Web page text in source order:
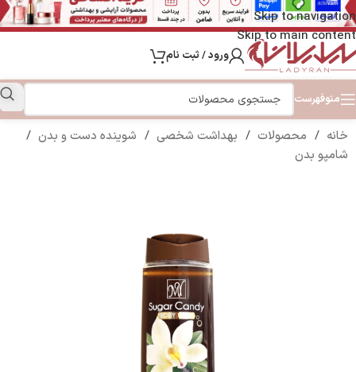
Skip to navigation
Skip to main content
ورود / ثبت نام
منوفهرست
خانه / محصولات / بهداشت شخصی / شوینده دست و بدن /
شامپو بدن